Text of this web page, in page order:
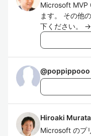
Microsoft MVP
ます。 その他
下ください。
@poppippooo
Hiroaki Murata
Microsoft のプ